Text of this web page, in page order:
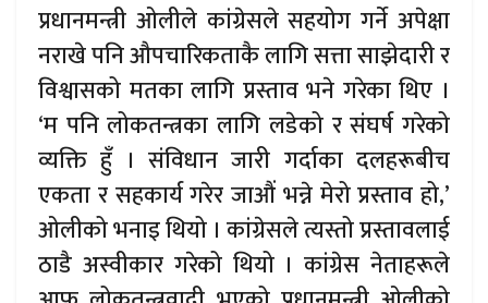
प्रधानमन्त्री ओलीले कांग्रेसले सहयोग गर्ने अपेक्षा
नराखे पनि औपचारिकताकै लागि सत्ता साझेदारी र
विश्वासको मतका लागि प्रस्ताव भने गरेका थिए ।
‘म पनि लोकतन्त्रका लागि लडेको र संघर्ष गरेको
व्यक्ति हुँ । संविधान जारी गर्दाका दलहरूबीच
एकता र सहकार्य गरेर जाऔं भन्ने मेरो प्रस्ताव हो,’
ओलीको भनाइ थियो । कांग्रेसले त्यस्तो प्रस्तावलाई
ठाडै अस्वीकार गरेको थियो । कांग्रेस नेताहरूले